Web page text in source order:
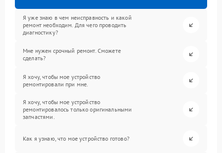
Я уже знаю в чем неисправность и какой
ремонт необходим. Для чего проводить
диагностику?
Мне нужен срочный ремонт. Сможете
сделать?
Я хочу, чтобы мое устройство
ремонтировали при мне.
Я хочу, чтобы мое устройство
ремонтировалось только оригинальными
запчастями.
Как я узнаю, что мое устройство готово?